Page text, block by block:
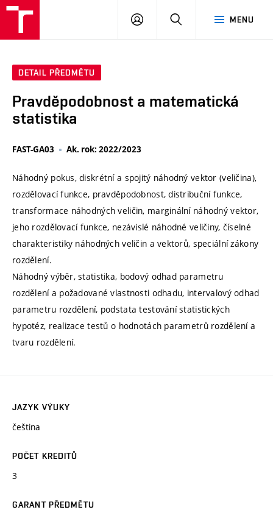
MENU
PŘIHLÁSIT
DETAIL PŘEDMĚTU
Pravděpodobnost a matematická
statistika
FAST-GA03 Ak. rok: 2022/2023
Náhodný pokus, diskrétní a spojitý náhodný vektor (veličina),
rozdělovací funkce, pravděpodobnost, distribuční funkce,
transformace náhodných veličin, marginální náhodný vektor,
jeho rozdělovací funkce, nezávislé náhodné veličiny, číselné
charakteristiky náhodných veličin a vektorů, speciální zákony
rozdělení.
Náhodný výběr, statistika, bodový odhad parametru
rozdělení a požadované vlastnosti odhadu, intervalový odhad
parametru rozdělení, podstata testování statistických
hypotéz, realizace testů o hodnotách parametrů rozdělení a
tvaru rozdělení.
JAZYK VÝUKY
čeština
POČET KREDITŮ
3
GARANT PŘEDMĚTU